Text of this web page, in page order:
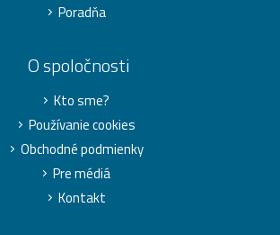
Poradňa
O spoločnosti
Kto sme?
Používanie cookies
Obchodné podmienky
Pre médiá
Kontakt